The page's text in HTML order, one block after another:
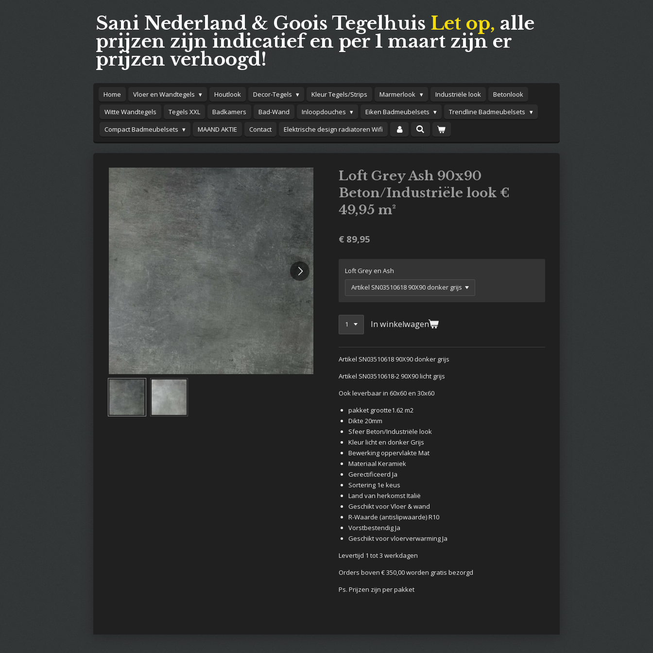
Sani Nederland & Goois Tegelhuis Let op, alle
prijzen zijn indicatief en per 1 maart zijn er
prijzen verhoogd!
Home Vloer en Wandtegels Houtlook Decor-Tegels Kleur Tegels/Strips Marmerlook Industriële look
Betonlook
Witte Wandtegels
Tegels XXL Badkamers Bad-Wand Inloopdouches Eiken Badmeubelsets
Trendline Badmeubelsets
Compact Badmeubelsets
MAAND AKTIE Contact Elektrische design radiatoren Wifi
Loft Grey Ash 90x90
Beton/Industriële look €
49,95 m²
€ 89,95
Loft Grey en Ash
In winkelwagen
Artikel SN03510618 90X90 donker grijs
Artikel SN03510618-2 90X90 licht grijs
Ook leverbaar in 60x60 en 30x60
pakket grootte1.62 m2
Dikte 20mm
Sfeer Beton/Industriële look
Kleur licht en donker Grijs
Bewerking oppervlakte Mat
Materiaal Keramiek
Gerectificeerd Ja
Sortering 1e keus
Land van herkomst Italië
Geschikt voor Vloer & wand
R-Waarde (antislipwaarde) R10
Vorstbestendig Ja
Geschikt voor vloerverwarming Ja
Levertijd 1 tot 3 werkdagen
Orders boven € 350,00 worden gratis bezorgd
Ps. Prijzen zijn per pakket